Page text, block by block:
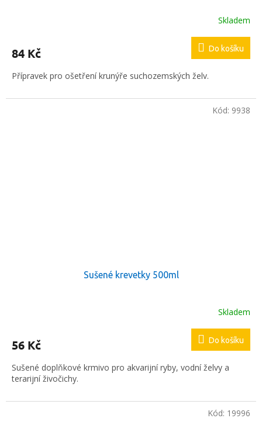
Skladem
84 Kč Do košíku
Přípravek pro ošetření krunýře suchozemských želv.
Sušené krevetky 500ml
je
z
5
Skladem
56 Kč Do košíku
Sušené doplňkové krmivo pro akvarijní ryby, vodní želvy a
terarijní živočichy.
Kód: 9938
Kód: 19996